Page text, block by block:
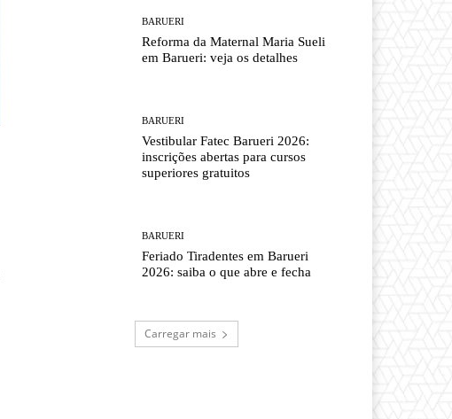
BARUERI
Reforma da Maternal Maria Sueli
em Barueri: veja os detalhes
BARUERI
Vestibular Fatec Barueri 2026:
inscrições abertas para cursos
superiores gratuitos
BARUERI
Feriado Tiradentes em Barueri
2026: saiba o que abre e fecha
Carregar mais